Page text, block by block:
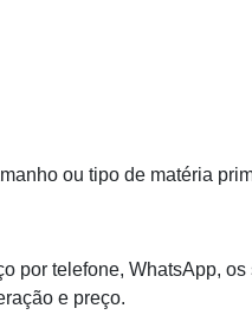
ou tipo de matéria
por telefone, WhatsApp, os
e preço.